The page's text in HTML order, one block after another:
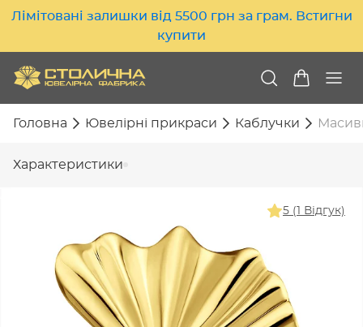
Лімітовані залишки від 5500 грн за грам. Встигни
купити
Головна Ювелірні прикраси Каблучки
Характеристики
5 (1 Відгук)